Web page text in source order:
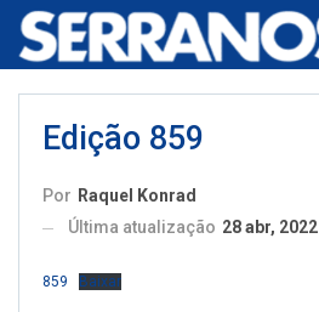
Edição 859
Por Raquel Konrad
Última atualização 28 abr, 2022
859 Baixar